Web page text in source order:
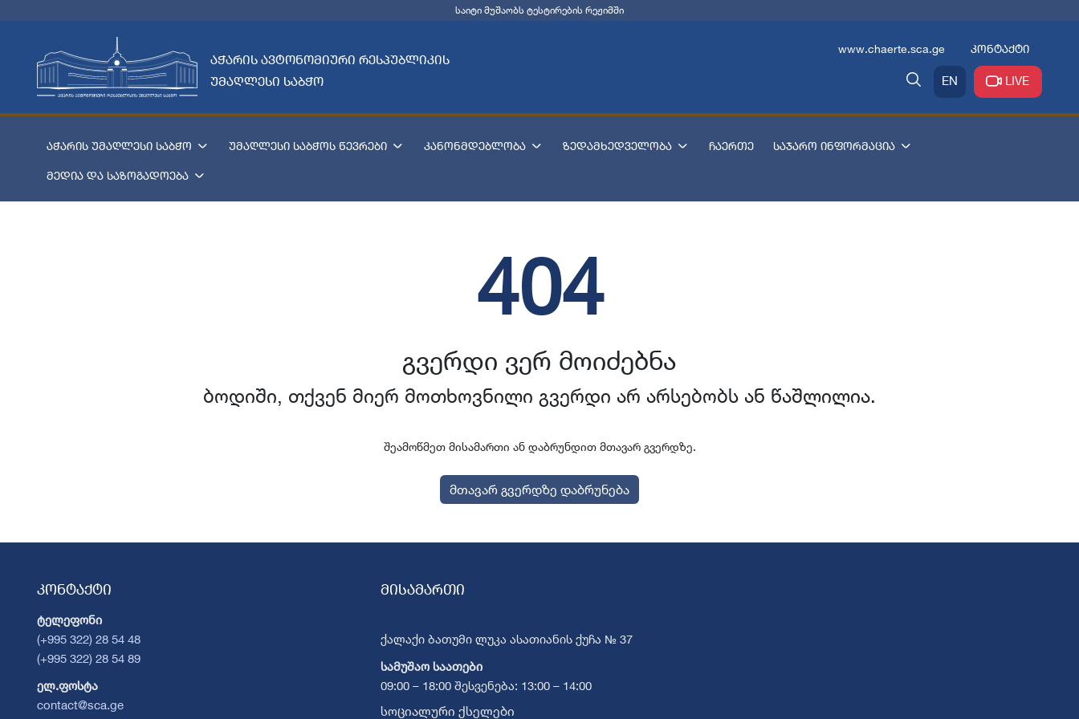
საიტი მუშაობს ტესტირების რეჟიმში
აჭარის ავტონომიური რესპუბლიკის
უმაღლესი საბჭო
www.chaerte.sca.ge კონტაქტი
EN LIVE
აჭარის უმაღლესი საბჭო უმაღლესი საბჭოს წევრები კანონმდებლობა ზედამხედველობა ჩაერთე საჯარო ინფორმაცია
მედია და საზოგადოება
404
გვერდი ვერ მოიძებნა
ბოდიში, თქვენ მიერ მოთხოვნილი გვერდი არ არსებობს ან წაშლილია.
შეამოწმეთ მისამართი ან დაბრუნდით მთავარ გვერდზე.
მთავარ გვერდზე დაბრუნება
კონტაქტი
ტელეფონი
(+995 322) 28 54 48
(+995 322) 28 54 89
ელ.ფოსტა
contact@sca.ge
მისამართი
ქალაქი ბათუმი ლუკა ასათიანის ქუჩა № 37
სამუშაო საათები
09:00 – 18:00 შესვენება: 13:00 – 14:00
სოციალური ქსელები